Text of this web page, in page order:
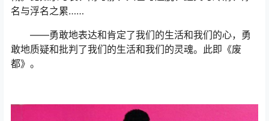
名与浮名之累……
——勇敢地表达和肯定了我们的生活和我们的心，勇
敢地质疑和批判了我们的生活和我们的灵魂。此即《废
都》。